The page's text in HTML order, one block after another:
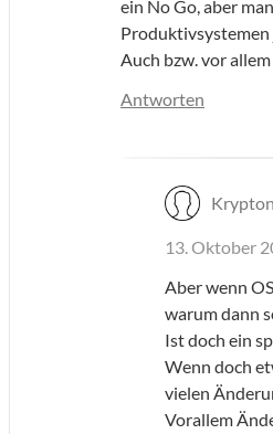
ein No Go, aber
Auch bzw. vor
Antworten
Krypton
13. Oktober
Aber wenn
warum dann
Ist doch ein
Wenn doch
vielen
Vorallem